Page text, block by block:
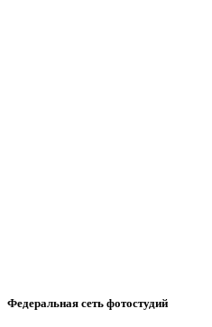
Федеральная сеть фотостудий